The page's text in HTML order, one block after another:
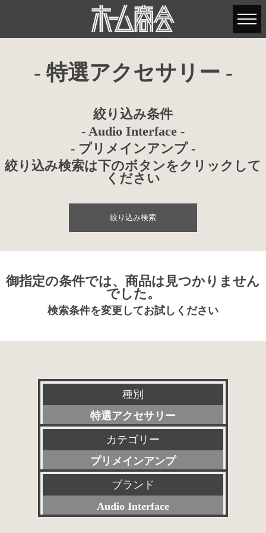
- 特選アクセサリー -
絞り込み条件
- Audio Interface -
- プリメインアンプ -
絞り込み検索は下のボタンをクリックして
ください
絞り込み検索
御指定の条件では、商品は見つかりません
でした。
検索条件を変更してお試しください
種別
特選アクセサリー
新品
委託販売品
特価品
その他委託販売品
カテゴリー
プリメインアンプ
すべて
プリアンプ
ブランド
Audio Interface